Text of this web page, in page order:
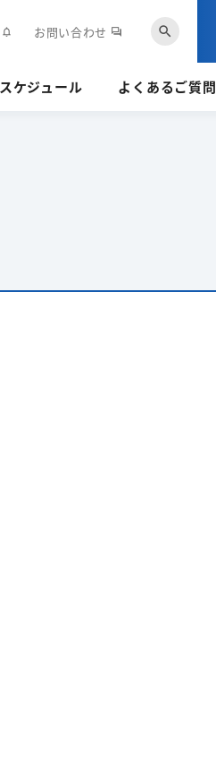
notifications お問い合わせ forum search
スケジュール よくあるご質問